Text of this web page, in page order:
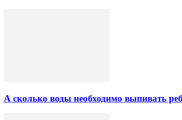
А сколько воды необходимо выпивать